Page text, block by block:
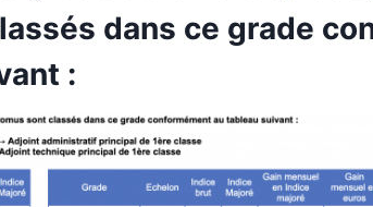
dans ce grade
: